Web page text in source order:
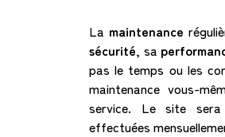
La maintenance
sécurité, sa
pas le temps ou les
maintenance vous-
service. Le site
effectuées